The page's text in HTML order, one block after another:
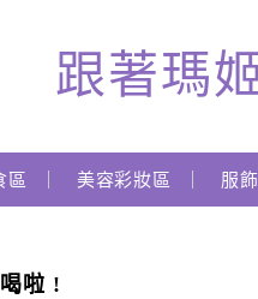
跟著瑪
區 美容彩妝區 服
啦 !